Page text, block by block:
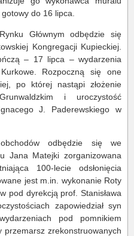
do 16 lipca.
Głównym odbędzie się
Kongregacji Kupieckiej.
– 17 lipca – wydarzenia
Rozpoczną się one
po której nastąpi złożenie
i uroczystość
J. Paderewskiego w
odbędzie się we
Jana Matejki zorganizowana
100-lecie odsłonięcia
jest m.in. wykonanie Roty
pod dyrekcją prof. Stanisława
zapowiedział syn
pod pomnikiem
przemarsz zrekonstruowanych